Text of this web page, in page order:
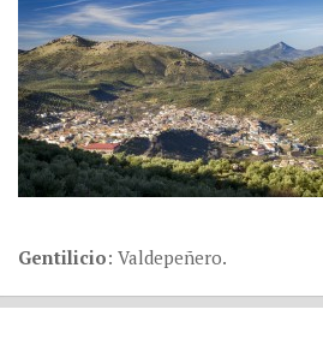
Gentilicio: Valdepeñero.